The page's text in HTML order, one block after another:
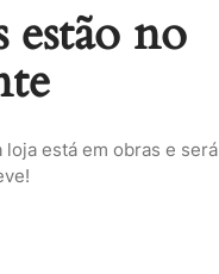
estão no
está em obras e será